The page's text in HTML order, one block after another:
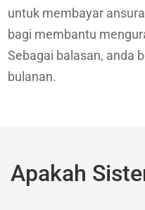
untuk membayar
bagi membantu
Sebagai balasan, anda
bulanan.
Apakah